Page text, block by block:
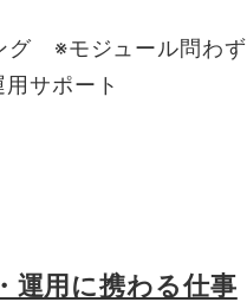
グ ※モジュール問わず
サポート
運用に携わる仕事